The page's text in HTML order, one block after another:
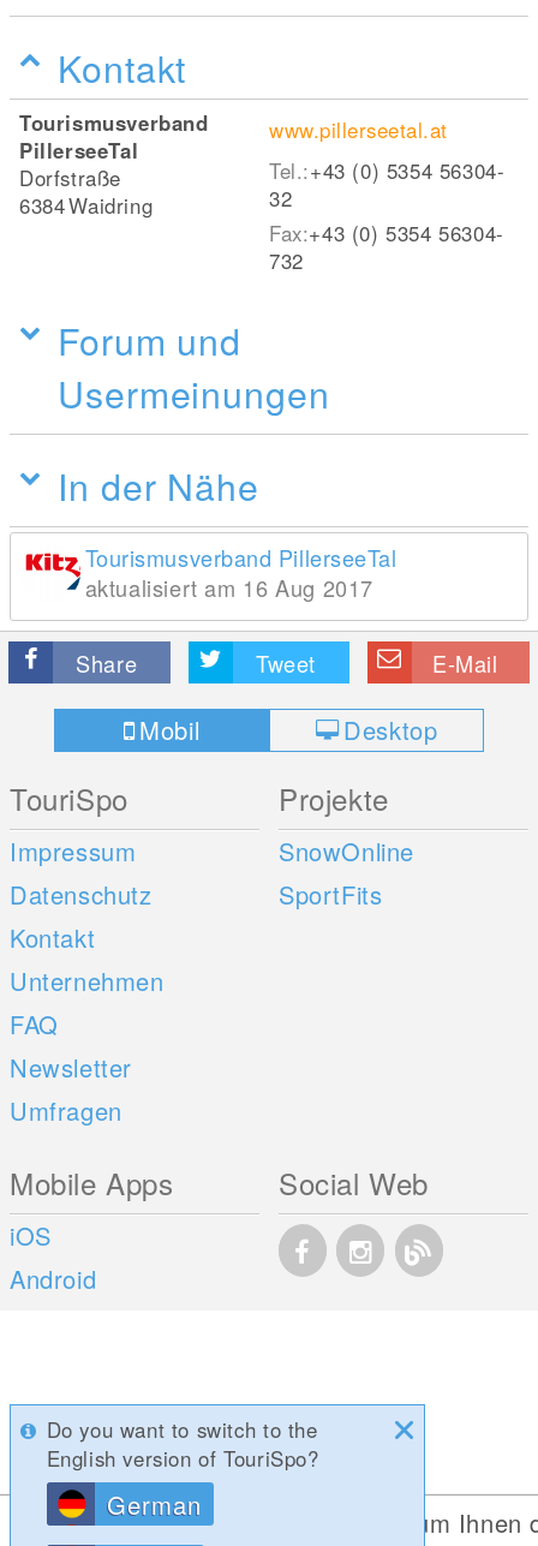
Kontakt
Tourismusverband
PillerseeTal
Dorfstraße
6384Waidring
www.pillerseetal.at
Tel.:+43 (0) 5354 56304-
32
Fax:+43 (0) 5354 56304-
732
Forum und
Usermeinungen
In der Nähe
Tourismusverband PillerseeTal
aktualisiert am 16 Aug 2017
Share Tweet E-Mail
Mobil Desktop
TouriSpo
Impressum
Datenschutz
Kontakt
Unternehmen
FAQ
Newsletter
Umfragen
Projekte
SnowOnline
SportFits
Mobile Apps
iOS
Android
Social Web
Do you want to switch to the
English version of TouriSpo?
German
Diese Website verwendet Cookies, um Ihnen